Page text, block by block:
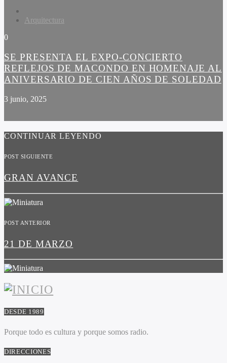
Arquitectura
0
SE PRESENTA EL EXPO-CONCIERTO
REFLEJOS DE MACONDO EN HOMENAJE AL
ANIVERSARIO DE CIEN AÑOS DE SOLEDAD
3 junio, 2025
CONTINUAR LEYENDO
POST SIGUIENTE
GRAN AVANCE
POST ANTERIOR
21 DE MARZO
DESDE 1989
Porque todo es cultura y porque somos radio.
DIRECCIONES